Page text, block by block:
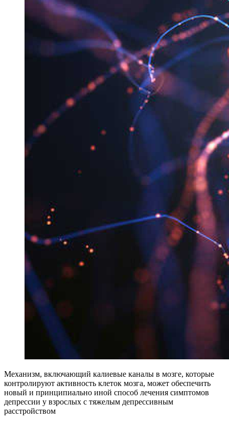
Механизм, включающий калиевые каналы в мозге, которые
контролируют активность клеток мозга, может обеспечить
новый и принципиально иной способ лечения симптомов
депрессии у взрослых с тяжелым депрессивным
расстройством